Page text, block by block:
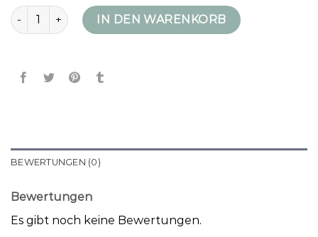
gant daunenjacke damen Menge
IN DEN WARENKORB
BEWERTUNGEN (0)
Bewertungen
Es gibt noch keine Bewertungen.